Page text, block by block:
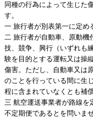
同種の行為によって生じた
す。
一 旅行者が別表第一に定め
二 旅行者が自動車、原動
技、競争、興行（いずれも
験を目的とする運転又は操
傷害。ただし、自動車又は
のことを行っている間に生
程に含まれていなくとも補
三 航空運送事業者が路線を
不定期便であるとを問いま